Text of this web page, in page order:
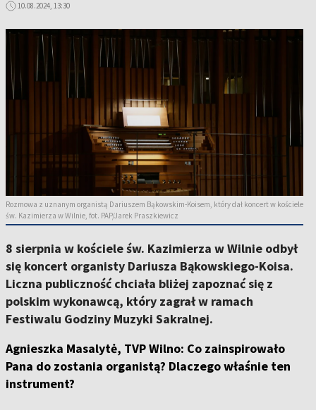
10.08.2024, 13:30
Rozmowa z uznanym organistą Dariuszem Bąkowskim-Koisem, który dał koncert w kościele
św. Kazimierza w Wilnie, fot. PAP/Jarek Praszkiewicz
8 sierpnia w kościele św. Kazimierza w Wilnie odbył
się koncert organisty Dariusza Bąkowskiego-Koisa.
Liczna publiczność chciała bliżej zapoznać się z
polskim wykonawcą, który zagrał w ramach
Festiwalu Godziny Muzyki Sakralnej.
Agnieszka Masalytė, TVP Wilno: Co zainspirowało
Pana do zostania organistą? Dlaczego właśnie ten
instrument?